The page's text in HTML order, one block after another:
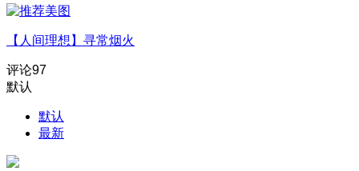
【人间理想】寻常烟火
评论97
默认
默认
最新